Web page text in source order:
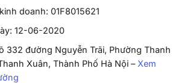
doanh: 01F8015621
12-06-2020
332 đường Nguyễn Trãi, Phường Thanh
Xuân, Thành Phố Hà Nội – Xem